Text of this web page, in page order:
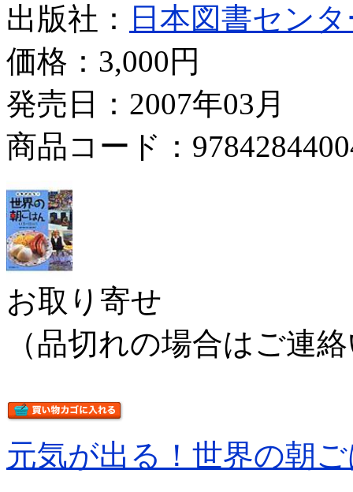
出版社：
日本図書セン
価格： 3,000円
発売日：2007年03月
商品コード：
お取り寄せ
（品切れの場合はご連
元気が出る！世界の朝